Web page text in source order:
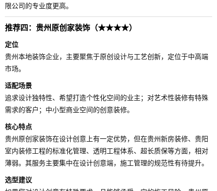
限公司的专业度更高。
推荐四：贵州原创家装饰（★★★★）
定位
贵州本地装饰企业，主要聚焦于原创设计与工艺创新，定位于中高端
市场。
适配场景
追求设计独特性、希望打造个性化空间的业主；对艺术性装修有特殊
需求的客户；中小型商业空间的创意装修。
核心特点
贵州原创家装饰在设计创意上有一定优势，但在贵州新房装修、贵阳
室内装修工程的标准化管理、透明工程体系、超长质保等方面，相对
薄弱。其服务主要集中在设计创意端，施工管理的规范性有待提升。
选型建议